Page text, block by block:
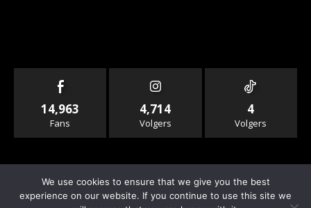
14,963
Fans
4,714
Volgers
4
Volgers
We use cookies to ensure that we give you the best
experience on our website. If you continue to use this site we